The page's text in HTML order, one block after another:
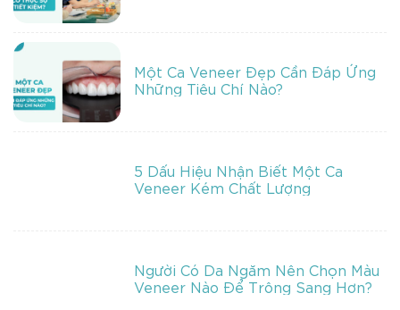
Một Ca Veneer Đẹp Cần Đáp Ứng
Những Tiêu Chí Nào?
5 Dấu Hiệu Nhận Biết Một Ca
Veneer Kém Chất Lượng
Người Có Da Ngăm Nên Chọn Màu
Veneer Nào Để Trông Sang Hơn?